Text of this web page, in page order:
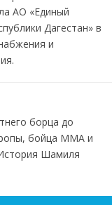
АО «Единый
Дагестан» в
и
борца до
бойца ММА и
Шамиля